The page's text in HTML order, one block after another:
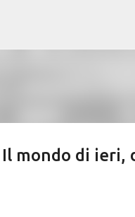
mondo di ieri,